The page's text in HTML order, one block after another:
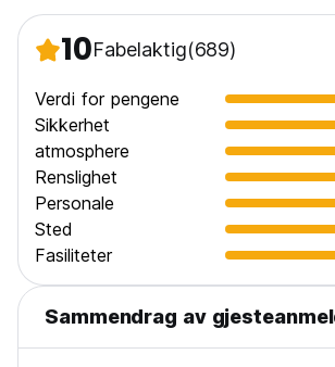
10Fabelaktig(689)
Verdi for pengene
Sikkerhet
atmosphere
Renslighet
Personale
Sted
Fasiliteter
Sammendrag av